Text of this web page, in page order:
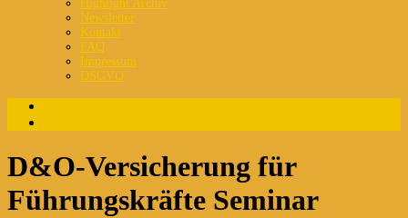
Highlight Archiv
Newsletter
Kontakt
FAQ
Impressum
DSGVO
D&O-Versicherung für
Führungskräfte Seminar